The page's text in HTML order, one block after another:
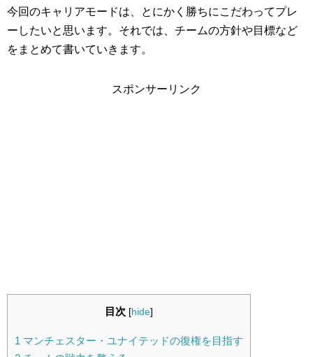
今回のキャリアモードは、とにかく勝ちにこだわってプレ
ーしたいと思います。それでは、チームの方針や目標など
をまとめて書いていきます。
スポンサーリンク
目次 [hide]
1 マンチェスター・ユナイテッドの復権を目指す